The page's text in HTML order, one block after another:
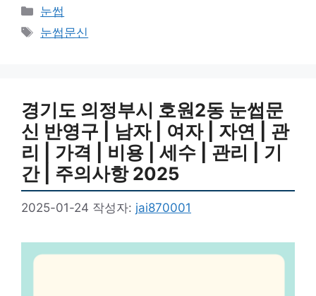
카
테
눈썹
태
눈썹문신
경기도 의정부시 호원2동 눈썹문
신 반영구 | 남자 | 여자 | 자연 | 관
리 | 가격 | 비용 | 세수 | 관리 | 기
간 | 주의사항 2025
2025-01-24 작성자: jai870001